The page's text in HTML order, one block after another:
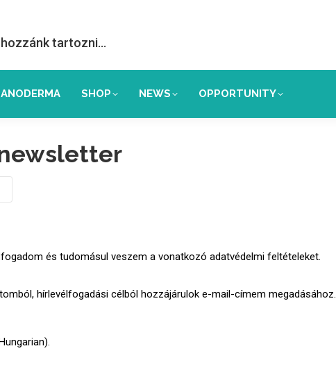
hozzánk tartozni…
SHOP NEWS OPPORTUNITY
és tudomásul veszem a vonatkozó adatvédelmi feltételeket.
hírlevélfogadási célból hozzájárulok e-mail-címem megadásához.